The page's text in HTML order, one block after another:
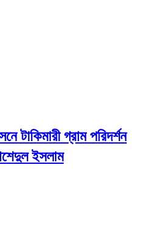
টাকিমারী গ্রাম পরিদর্শন
ইসলাম